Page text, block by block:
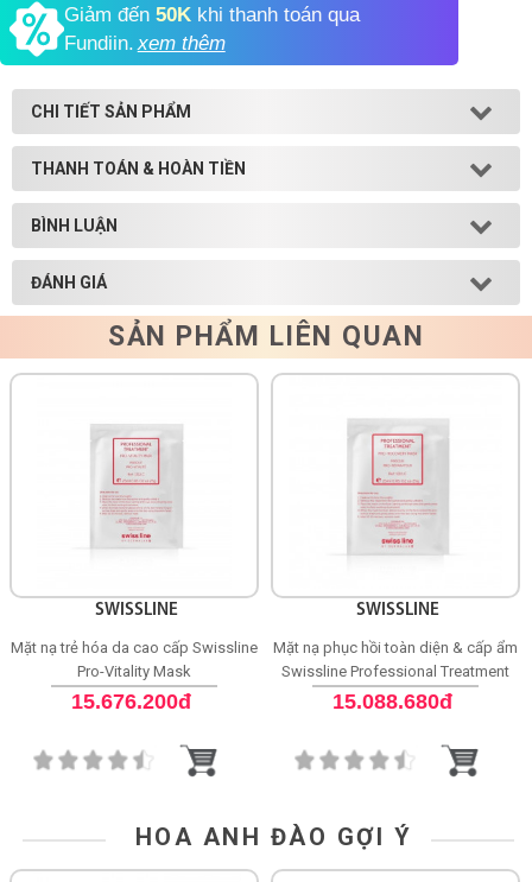
Shop All Brand A-
Giảm đến 50K khi thanh toán qua
Fundiin. xem thêm
CHI TIẾT SẢN PHẨM
THANH TOÁN & HOÀN TIỀN
BÌNH LUẬN
ĐÁNH GIÁ
SẢN PHẨM LIÊN QUAN
SWISSLINE
Mặt nạ trẻ hóa da cao cấp Swissline
Pro-Vitality Mask
15.676.200đ
SWISSLINE
Mặt nạ phục hồi toàn diện & cấp ẩm
Swissline Professional Treatment
Pro-Recovery Mask
15.088.680đ
HOA ANH ĐÀO GỢI Ý